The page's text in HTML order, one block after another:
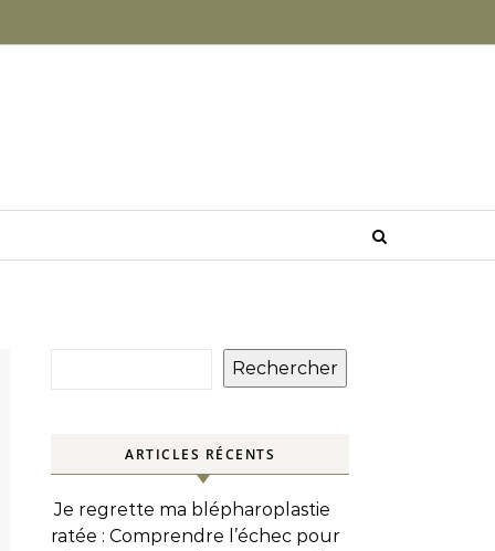
Rechercher
ARTICLES RÉCENTS
Je regrette ma blépharoplastie
ratée : Comprendre l’échec pour